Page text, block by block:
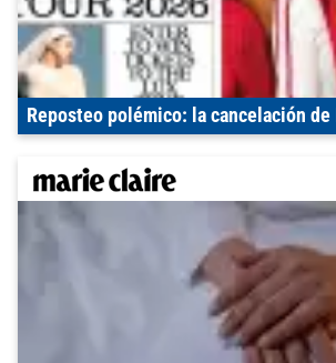
Reposteo polémico: la cancelación de